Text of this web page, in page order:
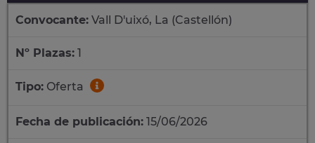
Convocante: Vall D'uixó, La (Castellón)
Nº Plazas: 1
Tipo: Oferta
Fecha de publicación: 15/06/2026